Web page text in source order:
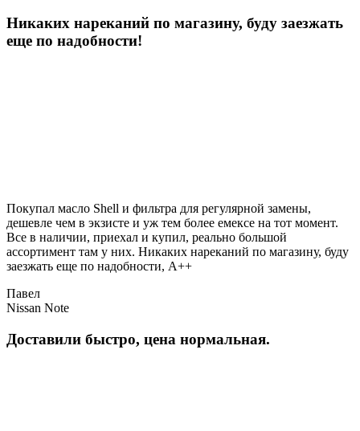
Никаких нареканий по магазину, буду заезжать
еще по надобности!
Покупал масло Shell и фильтра для регулярной замены,
дешевле чем в экзисте и уж тем более емексе на тот момент.
Все в наличии, приехал и купил, реально большой
ассортимент там у них. Никаких нареканий по магазину, буду
заезжать еще по надобности, A++
Павел
Nissan Note
Доставили быстро, цена нормальная.